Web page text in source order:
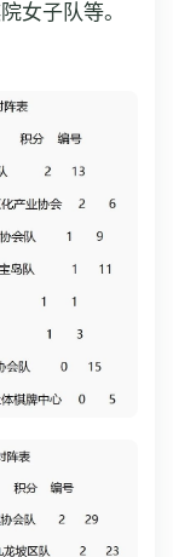
女子队等。